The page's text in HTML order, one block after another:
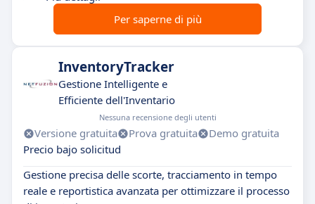
Per saperne di più
InventoryTracker
Gestione Intelligente e
Efficiente dell'Inventario
Nessuna recensione degli utenti
Versione gratuita Prova gratuita
Demo gratuita
Precio bajo solicitud
Gestione precisa delle scorte, tracciamento in tempo
reale e reportistica avanzata per ottimizzare il processo